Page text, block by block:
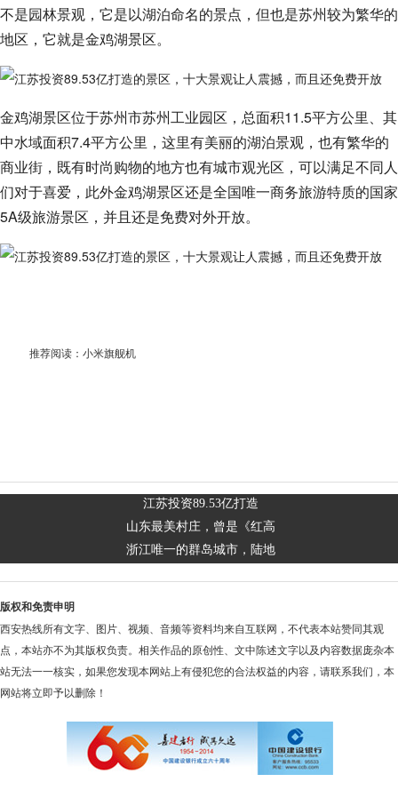
不是园林景观，它是以湖泊命名的景点，但也是苏州较为繁华的
地区，它就是金鸡湖景区。
金鸡湖景区位于苏州市苏州工业园区，总面积11.5平方公里、其
中水域面积7.4平方公里，这里有美丽的湖泊景观，也有繁华的
商业街，既有时尚购物的地方也有城市观光区，可以满足不同人
们对于喜爱，此外金鸡湖景区还是全国唯一商务旅游特质的国家
5A级旅游景区，并且还是免费对外开放。
推荐阅读： 小米旗舰机
江苏投资89.53亿打造
山东最美村庄，曾是《红高
浙江唯一的群岛城市，陆地
版权和免责申明
西安热线所有文字、图片、视频、音频等资料均来自互联网，不代表本站赞同其观
点，本站亦不为其版权负责。相关作品的原创性、文中陈述文字以及内容数据庞杂本
站无法一一核实，如果您发现本网站上有侵犯您的合法权益的内容，请联系我们，本
网站将立即予以删除！